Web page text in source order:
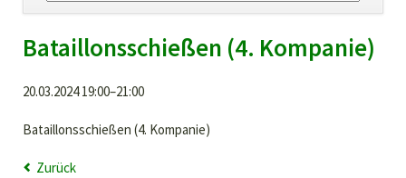
überspringen
Bataillonsschießen (4. Kompanie)
20.03.2024 19:00–21:00
Bataillonsschießen (4. Kompanie)
Zurück